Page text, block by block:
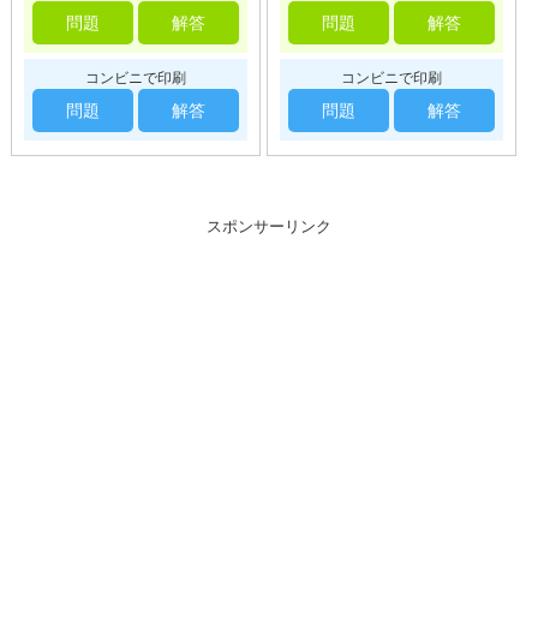
問題 解答
コンビニで印刷
問題 解答
問題 解答
コンビニで印刷
問題 解答
スポンサーリンク